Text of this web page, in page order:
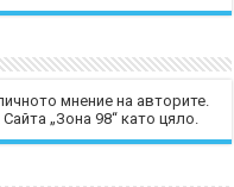
мнение на авторите.
„Зона 98“ като цяло.